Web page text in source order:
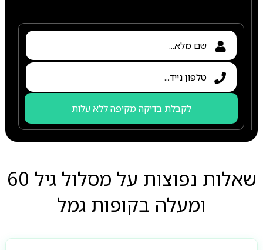
לקבלת בדיקה מקיפה ללא עלות
שאלות נפוצות על מסלול גיל 60
ומעלה בקופות גמל